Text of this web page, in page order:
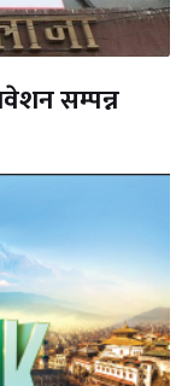
सम्पन्न